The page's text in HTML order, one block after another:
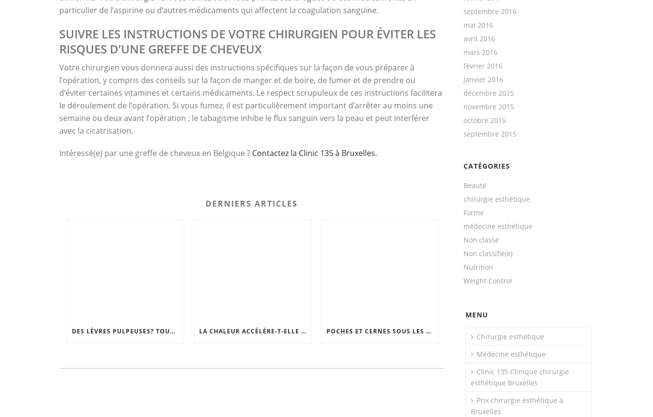
particulier de l’aspirine ou d’autres médicaments qui affectent la coagulation sanguine.
SUIVRE LES INSTRUCTIONS DE VOTRE CHIRURGIEN POUR ÉVITER LES
RISQUES D’UNE GREFFE DE CHEVEUX
Votre chirurgien vous donnera aussi des instructions spécifiques sur la façon de vous préparer à
l’opération, y compris des conseils sur la façon de manger et de boire, de fumer et de prendre ou
d’éviter certaines vitamines et certains médicaments. Le respect scrupuleux de ces instructions facilitera
le déroulement de l’opération. Si vous fumez, il est particulièrement important d’arrêter au moins une
semaine ou deux avant l’opération ; le tabagisme inhibe le flux sanguin vers la peau et peut interférer
avec la cicatrisation.
Intéressé(e) par une greffe de cheveux en Belgique ? Contactez la Clinic 135 à Bruxelles.
DERNIERS ARTICLES
DES LÈVRES PULPEUSES? TOUR D’HORIZON DES TECHNIQUES, DU GLOSS REPULPANT À LA CHIRURGIE LA CHALEUR ACCÉLÈRE-T-ELLE VRAIMENT LE VIEILLISSEMENT DE LA PEAU ? POCHES ET CERNES SOUS LES YEUX : LES SOLUTIONS EFFICACES
septembre 2016
mai 2016
avril 2016
mars 2016
février 2016
janvier 2016
décembre 2015
novembre 2015
octobre 2015
septembre 2015
CATÉGORIES
Beauté
chirurgie esthétique
Forme
médecine esthétique
Non classé
Non classifié(e)
Nutrition
Weight Control
MENU
Chirurgie esthétique
Médecine esthétique
Clinic 135 Clinique chirurgie
esthétique Bruxelles
Prix chirurgie esthétique à
Bruxelles